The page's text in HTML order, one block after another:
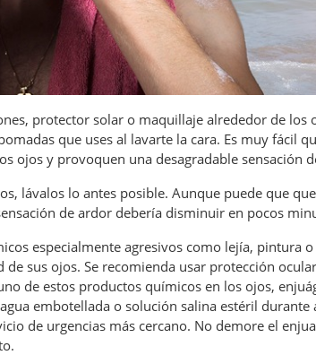
protector solar o maquillaje alrededor de los
que uses al lavarte la cara. Es muy fácil
ojos y provoquen una desagradable sensación
lávalos lo antes posible. Aunque puede que
de ardor debería disminuir en pocos
especialmente agresivos como lejía, pintura o
sus ojos. Se recomienda usar protección
de estos productos químicos en los ojos,
embotellada o solución salina estéril durante
de urgencias más cercano. No demore el